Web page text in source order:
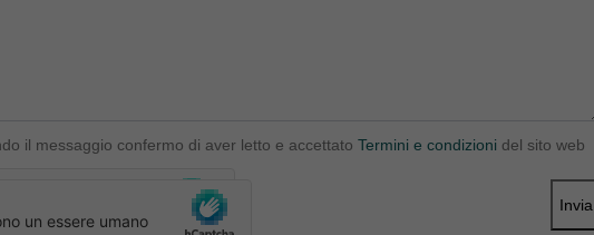
il messaggio confermo di aver letto e accettato Termini e condizioni del sito web
Invia